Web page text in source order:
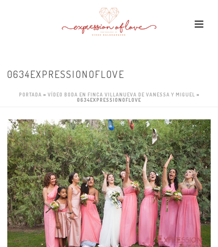
0634EXPRESSIONOFLOVE
PORTADA » VÍDEO BODA EN FINCA VILLANUEVA DE VANESSA Y MIGUEL »
0634EXPRESSIONOFLOVE